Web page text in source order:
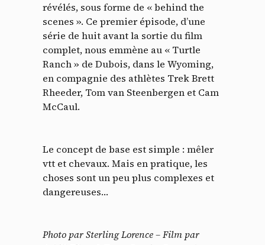
révélés, sous forme de « behind the
scenes ». Ce premier épisode, d’une
série de huit avant la sortie du film
complet, nous emmène au « Turtle
Ranch » de Dubois, dans le Wyoming,
en compagnie des athlètes Trek Brett
Rheeder, Tom van Steenbergen et Cam
McCaul.
Le concept de base est simple : mêler
vtt et chevaux. Mais en pratique, les
choses sont un peu plus complexes et
dangereuses…
Photo par Sterling Lorence – Film par